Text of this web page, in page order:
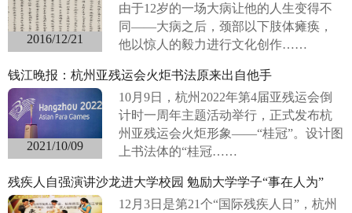
2016/12/21
由于12岁的一场大病让他的人生变得不
同——大病之后，颈部以下肢体瘫痪，
他以惊人的毅力进行文化创作……
钱江晚报：杭州亚残运会火炬书法原来出自他手
2021/10/09
10月9日，杭州2022年第4届亚残运会倒
计时一周年主题活动举行，正式发布杭
州亚残运会火炬形象——“桂冠”。设计图
上书法体的“桂冠……
残疾人自强演讲沙龙进大学校园 勉励大学学子“事在人为”
12月3日是第21个“国际残疾人日”，杭州